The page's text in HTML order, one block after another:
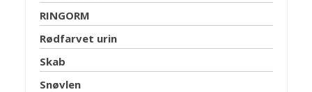
RINGORM
Rødfarvet urin
Skab
Snøvlen